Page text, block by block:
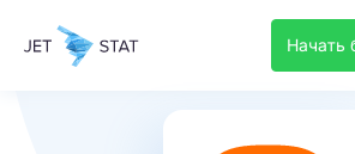
Начать